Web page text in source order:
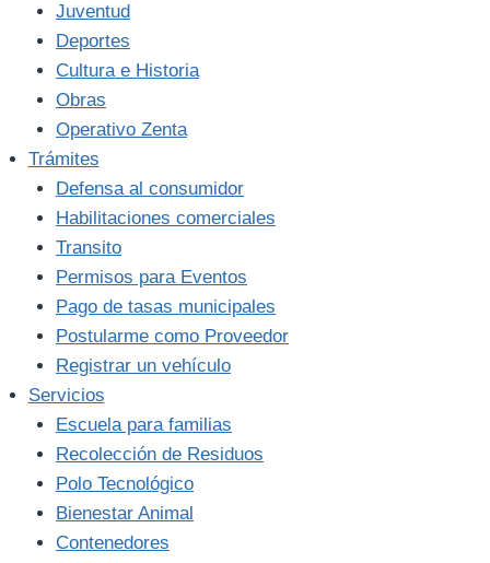
Juventud
Deportes
Cultura e Historia
Obras
Operativo Zenta
Trámites
Defensa al consumidor
Habilitaciones comerciales
Transito
Permisos para Eventos
Pago de tasas municipales
Postularme como Proveedor
Registrar un vehículo
Servicios
Escuela para familias
Recolección de Residuos
Polo Tecnológico
Bienestar Animal
Contenedores